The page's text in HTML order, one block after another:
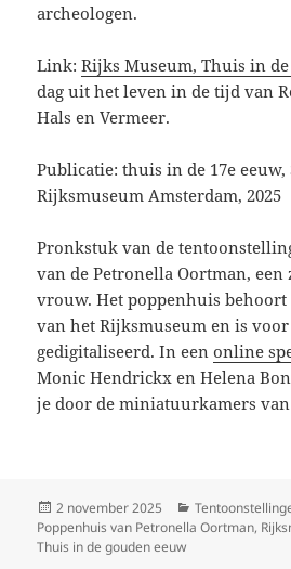
archeologen.
Link:Rijks Museum, Thuis in
dag uit het leven in de tijd van
Hals en Vermeer.
Publicatie: thuis in de 17e eeuw,
Rijksmuseum Amsterdam, 2025
Pronkstuk van de
van de Petronella Oortman, een
vrouw. Het poppenhuis behoort
van het Rijksmuseum en is
gedigitaliseerd. In eenonline
Monic Hendrickx en Helena
je door de miniatuurkamers
Geplaatst
op
2 november 2025 Categorieën
Poppenhuis van Petronella Oortman,
Thuis in de gouden eeuw